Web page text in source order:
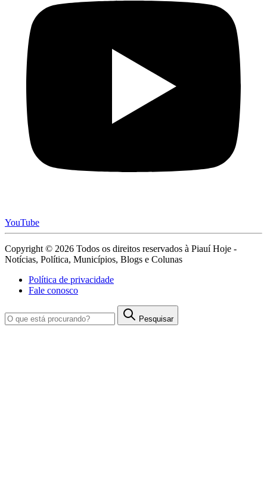
YouTube
Copyright © 2026 Todos os direitos reservados à Piauí Hoje -
Notícias, Política, Municípios, Blogs e Colunas
Política de privacidade
Fale conosco
Pesquisar